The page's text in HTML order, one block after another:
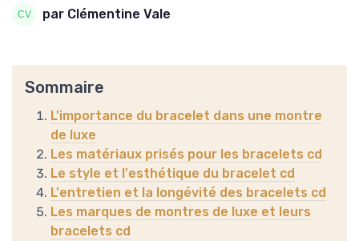
par Clémentine Vale
Sommaire
L'importance du bracelet dans une montre
de luxe
Les matériaux prisés pour les bracelets cd
Le style et l'esthétique du bracelet cd
L'entretien et la longévité des bracelets cd
Les marques de montres de luxe et leurs
bracelets cd